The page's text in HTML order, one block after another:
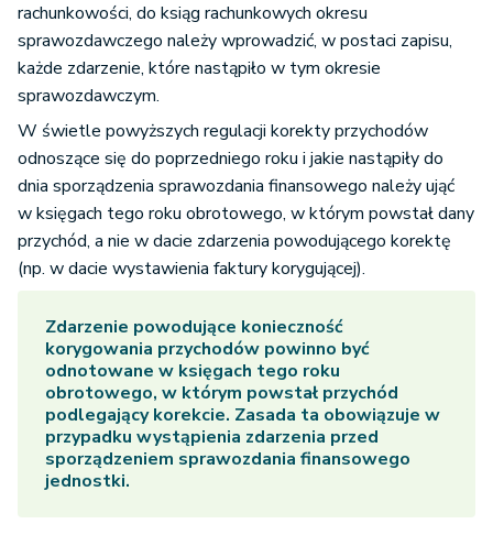
rachunkowości, do ksiąg rachunkowych okresu
sprawozdawczego należy wprowadzić, w postaci zapisu,
każde zdarzenie, które nastąpiło w tym okresie
sprawozdawczym.
W świetle powyższych regulacji korekty przychodów
odnoszące się do poprzedniego roku i jakie nastąpiły do
dnia sporządzenia sprawozdania finansowego należy ująć
w księgach tego roku obrotowego, w którym powstał dany
przychód, a nie w dacie zdarzenia powodującego korektę
(np. w dacie wystawienia faktury korygującej).
Zdarzenie powodujące konieczność
korygowania przychodów powinno być
odnotowane w księgach tego roku
obrotowego, w którym powstał przychód
podlegający korekcie. Zasada ta obowiązuje w
przypadku wystąpienia zdarzenia przed
sporządzeniem sprawozdania finansowego
jednostki.